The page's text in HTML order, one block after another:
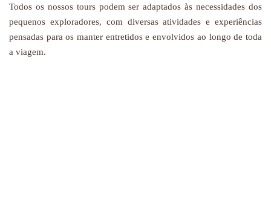
Todos os nossos tours podem ser adaptados às necessidades dos
pequenos exploradores, com diversas atividades e experiências
pensadas para os manter entretidos e envolvidos ao longo de toda
a viagem.